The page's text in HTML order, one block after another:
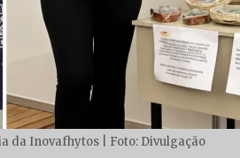
da Inovafhytos | Foto: Divulgação